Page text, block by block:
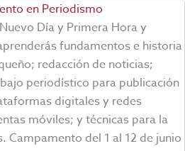
en Periodismo
Día y Primera Hora y
fundamentos e historia
redacción de noticias;
periodístico para publicación
digitales y redes
móviles; y técnicas para la
Campamento del 1 al 12 de junio